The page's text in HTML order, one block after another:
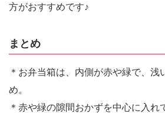
方がおすすめです♪
まとめ
＊お弁当箱は、内側が赤や緑で、浅
め。
＊赤や緑の隙間おかずを中心に入れ